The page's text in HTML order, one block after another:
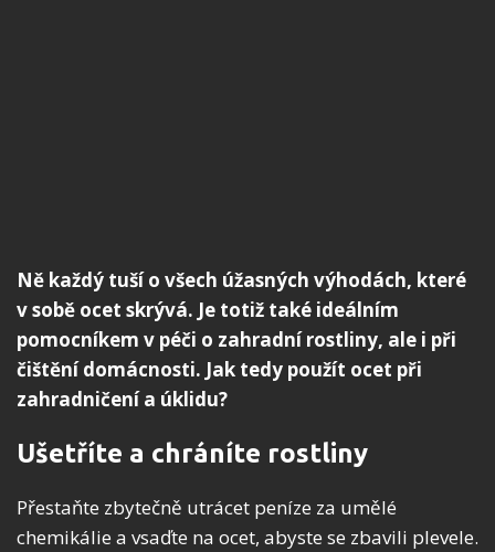
Ně každý tuší o všech úžasných výhodách, které
v sobě ocet skrývá. Je totiž také ideálním
pomocníkem v péči o zahradní rostliny, ale i při
čištění domácnosti. Jak tedy použít ocet při
zahradničení a úklidu?
Ušetříte a chráníte rostliny
Přestaňte zbytečně utrácet peníze za umělé
chemikálie a vsaďte na ocet, abyste se zbavili plevele.